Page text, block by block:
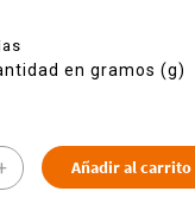
en gramos (g)
Añadir al carrito